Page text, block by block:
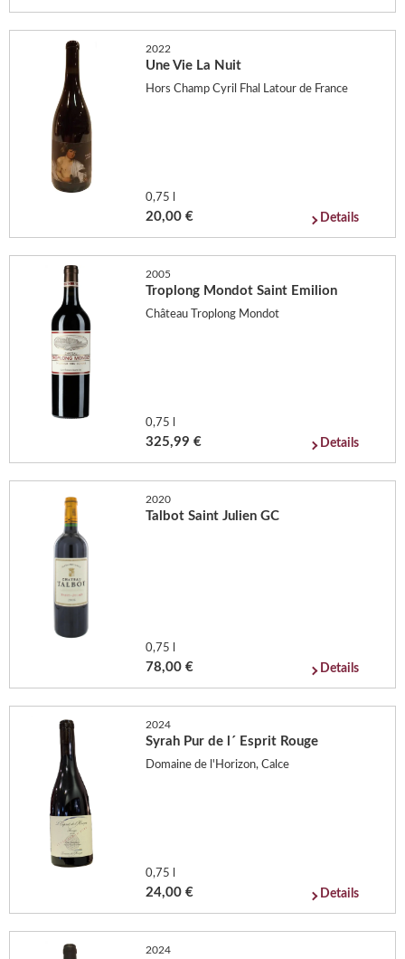
2022
Une Vie La Nuit
Hors Champ Cyril Fhal Latour de France
0,75 l
20,00 € Details
2005
Troplong Mondot Saint Emilion
Château Troplong Mondot
0,75 l
325,99 € Details
2020
Talbot Saint Julien GC
0,75 l
78,00 € Details
2024
Syrah Pur de l´ Esprit Rouge
Domaine de l'Horizon, Calce
0,75 l
24,00 € Details
2024